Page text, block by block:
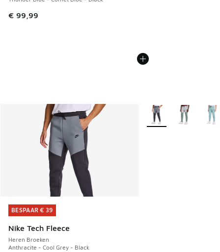
€ 99,99
BESPAAR € 39
Nike Tech Fleece
Heren Broeken
Anthracite - Cool Grey - Black
BESPAAR € 39
Meer kleuren